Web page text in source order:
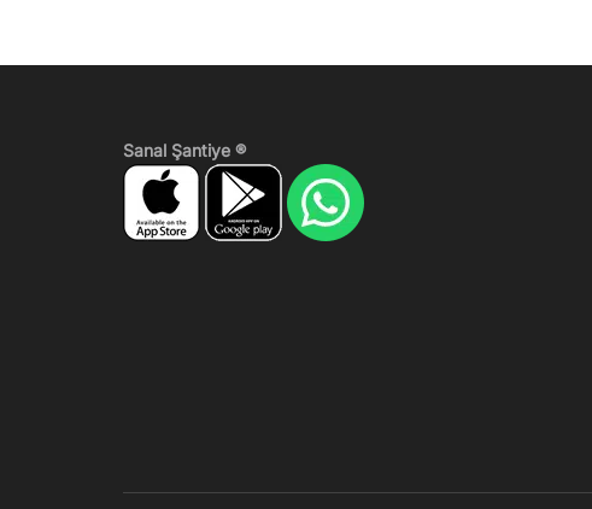
Sanal Şantiye ®